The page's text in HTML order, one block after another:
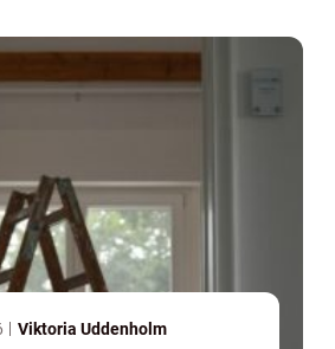
Viktoria Uddenholm